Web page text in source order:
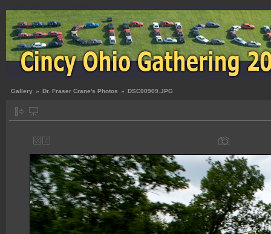
Gallery » Dr. Fraser Crane's Photos » DSC00909.JPG